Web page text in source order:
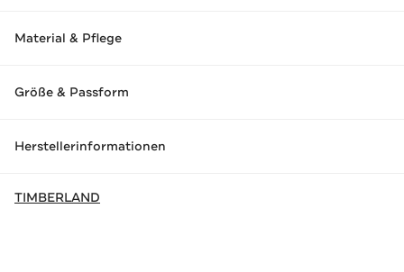
Material & Pflege
Größe & Passform
Herstellerinformationen
TIMBERLAND